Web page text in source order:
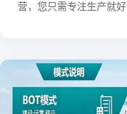
营，您只需专注生产就好